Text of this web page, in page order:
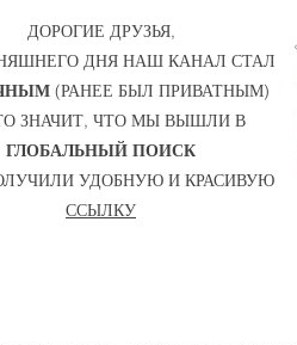
ДОРОГИЕ ДРУЗЬЯ,
ДНЯ НАШ КАНАЛ СТАЛ
(РАНЕЕ БЫЛ ПРИВАТНЫМ)
ЗНАЧИТ, ЧТО МЫ ВЫШЛИ В
ГЛОБАЛЬНЫЙ ПОИСК
УДОБНУЮ И КРАСИВУЮ
ССЫЛКУ